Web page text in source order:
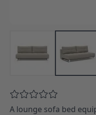
A lounge sofa bed